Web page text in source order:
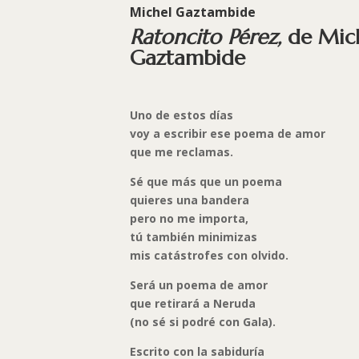
Michel Gaztambide
Ratoncito Pérez,de
Gaztambide
Uno de estos días
voy a escribir ese poema de amor
que me reclamas.
Sé que más que un poema
quieres una bandera
pero no me importa,
tú también minimizas
mis catástrofes con olvido.
Será un poema de amor
que retirará a Neruda
(no sé si podré con Gala).
Escrito con la sabiduría